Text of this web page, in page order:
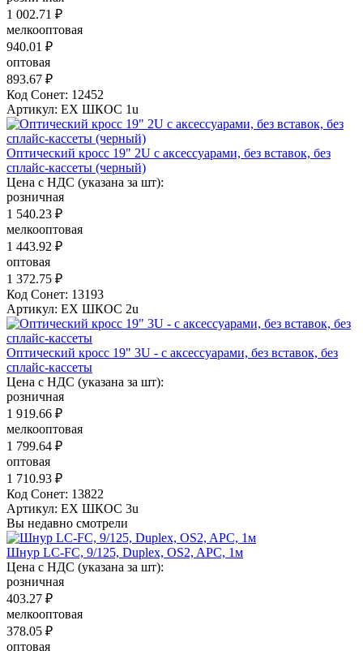
1 002.71 ₽
мелкооптовая
940.01 ₽
оптовая
893.67 ₽
Код Сонет: 12452
Артикул: EX ШКОС 1u
Оптический кросс 19" 2U с аксессуарами, без вставок, без
сплайс-кассеты (черный)
Цена с НДС (указана за шт):
розничная
1 540.23 ₽
мелкооптовая
1 443.92 ₽
оптовая
1 372.75 ₽
Код Сонет: 13193
Артикул: EX ШКОС 2u
Оптический кросс 19" 3U - с аксессуарами, без вставок, без
сплайс-кассеты
Цена с НДС (указана за шт):
розничная
1 919.66 ₽
мелкооптовая
1 799.64 ₽
оптовая
1 710.93 ₽
Код Сонет: 13822
Артикул: EX ШКОС 3u
Вы недавно смотрели
Шнур LC-FC, 9/125, Duplex, OS2, APC, 1м
Цена с НДС (указана за шт):
розничная
403.27 ₽
мелкооптовая
378.05 ₽
оптовая